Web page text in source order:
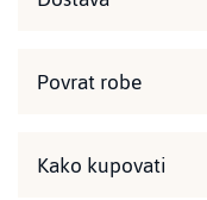
Povrat robe
Kako kupovati